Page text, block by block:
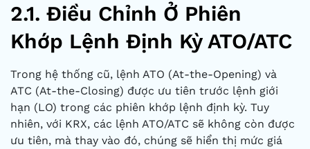
2.1. Điều Chỉnh Ở Phiên
Khớp Lệnh Định Kỳ ATO/ATC
Trong hệ thống cũ, lệnh ATO (At-the-Opening) và
ATC (At-the-Closing) được ưu tiên trước lệnh giới
hạn (LO) trong các phiên khớp lệnh định kỳ. Tuy
nhiên, với KRX, các lệnh ATO/ATC sẽ không còn được
ưu tiên, mà thay vào đó, chúng sẽ hiển thị mức giá